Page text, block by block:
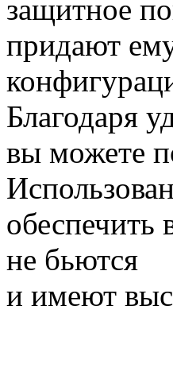
защитное
придают
Благодаря
вы можете
обеспечить
не бьются
и имеют